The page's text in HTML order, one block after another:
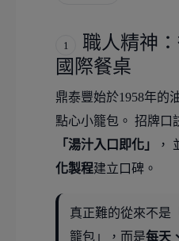
1
職人精神
國際餐桌
鼎泰豐始於1958年的
點心小籠包。 招牌口
「湯汁入口即化」
，
化製程建立口碑。
真正難的從來不是
籠包」，而是每天